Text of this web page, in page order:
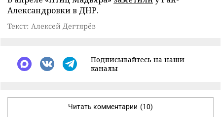
Александровки в ДНР.
Текст: Алексей Дегтярёв
Подписывайтесь на наши
каналы
Читать комментарии (10)